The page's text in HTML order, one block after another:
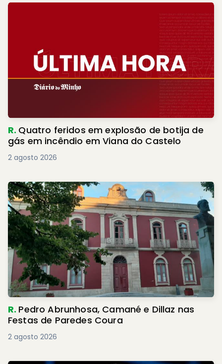
R. Quatro feridos em explosão de botija de
gás em incêndio em Viana do Castelo
2 agosto 2026
R. Pedro Abrunhosa, Camané e Dillaz nas
Festas de Paredes Coura
2 agosto 2026